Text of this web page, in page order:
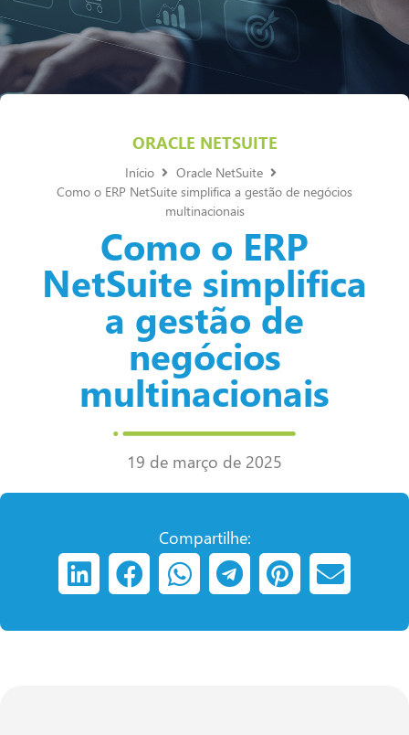
ORACLE NETSUITE
Início
Oracle NetSuite
Como o ERP NetSuite simplifica a gestão de negócios
multinacionais
Como o ERP
NetSuite simplifica
a gestão de
negócios
multinacionais
19 de março de 2025
Compartilhe: